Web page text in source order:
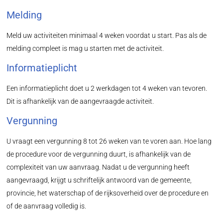
Melding
Meld uw activiteiten minimaal 4 weken voordat u start. Pas als de
melding compleet is mag u starten met de activiteit.
Informatieplicht
Een informatieplicht doet u 2 werkdagen tot 4 weken van tevoren.
Dit is afhankelijk van de aangevraagde activiteit.
Vergunning
U vraagt een vergunning 8 tot 26 weken van te voren aan. Hoe lang
de procedure voor de vergunning duurt, is afhankelijk van de
complexiteit van uw aanvraag. Nadat u de vergunning heeft
aangevraagd, krijgt u schriftelijk antwoord van de gemeente,
provincie, het waterschap of de rijksoverheid over de procedure en
of de aanvraag volledig is.